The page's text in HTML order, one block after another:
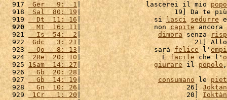
  917
Ger   9:  1 |                lascerei il mio
  918
Sal  80: 19 |                       19] Da te più
  919
  Dt  11: 16
|                  si lasci sedurre
  920
  Mt  16: 11
|                  non capite ancora
  921
  Is  54:  2
| dimora senza
  922
Gdc   3: 21 |                            21]
  923
  Qo   8: 13
|                  sarà felice l'
  924
2Re  20: 10 |                    È facile che l'
  925
1Sam  14: 27 | giurare il popolo
  926
  Gb  20: 28
|
  927
  Gb  14: 19
| consumano le
  928
  Gn  10: 26
|                          26] Joktan
  929
1Cr   1: 20 |                          20] Ioktàn